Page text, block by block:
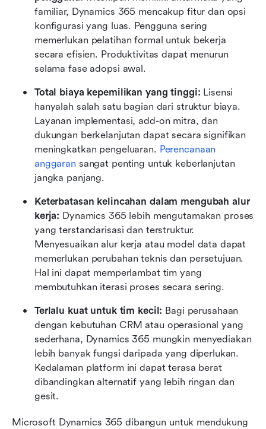
familiar, Dynamics 365 mencakup fitur dan opsi
konfigurasi yang luas. Pengguna sering
memerlukan pelatihan formal untuk bekerja
secara efisien. Produktivitas dapat menurun
selama fase adopsi awal.
Total biaya kepemilikan yang tinggi: Lisensi
hanyalah salah satu bagian dari struktur biaya.
Layanan implementasi, add-on mitra, dan
dukungan berkelanjutan dapat secara signifikan
meningkatkan pengeluaran. Perencanaan
anggaran sangat penting untuk keberlanjutan
jangka panjang.
Keterbatasan kelincahan dalam mengubah alur
kerja: Dynamics 365 lebih mengutamakan proses
yang terstandarisasi dan terstruktur.
Menyesuaikan alur kerja atau model data dapat
memerlukan perubahan teknis dan persetujuan.
Hal ini dapat memperlambat tim yang
membutuhkan iterasi proses secara sering.
Terlalu kuat untuk tim kecil: Bagi perusahaan
dengan kebutuhan CRM atau operasional yang
sederhana, Dynamics 365 mungkin menyediakan
lebih banyak fungsi daripada yang diperlukan.
Kedalaman platform ini dapat terasa berat
dibandingkan alternatif yang lebih ringan dan
gesit.
Microsoft Dynamics 365 dibangun untuk mendukung